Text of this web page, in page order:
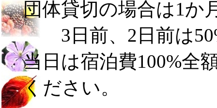
団体貸切の場合は1か
3日前、2日前は
当日は宿泊費100%全
ください。